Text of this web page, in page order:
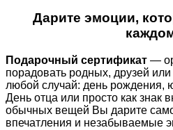
Дарите эмоции,
Подарочный сертификат —
порадовать родных, друзей
любой случай: день рождения,
День отца или просто как знак
обычных вещей Вы дарите
впечатления и незабываемые